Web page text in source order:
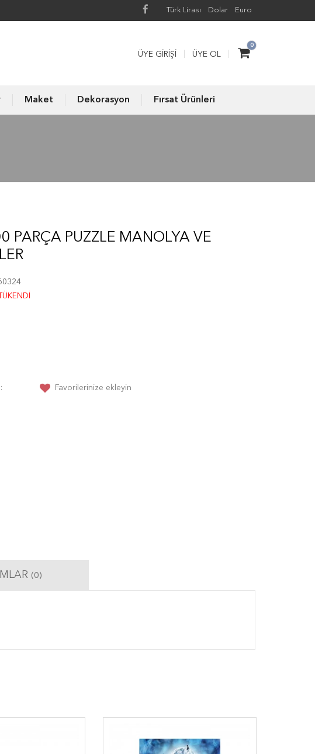
Türk Lirası Dolar Euro
0
ÜYE GIRIŞI ÜYE OL
Maket Dekorasyon Fırsat Ürünleri
PARÇA PUZZLE MANOLYA VE
TÜKENDİ
Favorilerinize ekleyin
(0)